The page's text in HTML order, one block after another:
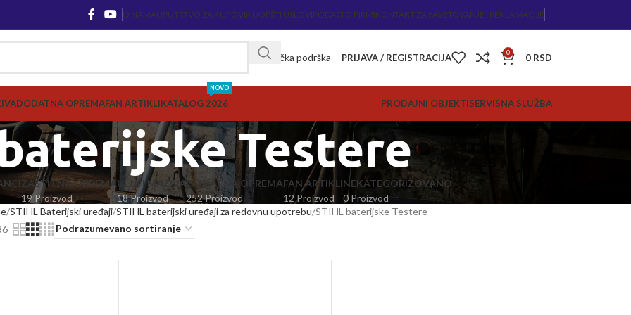
O NAMAUPUTSTVO ZA KUPOVINUOPŠTI USLOVIPODACI O FIRMIKONTAKT ZA SAVETOVANJE I REKLAMACIJE
Korisnička podrška PRIJAVA / REGISTRACIJA 0 0 RSD
DODATNA OPREMAFAN ARTIKLIKATALOG 2026
NOVO
PRODAJNI OBJEKTISERVISNA SLUŽBA
Testere
ZAŠTITNA OPREMA
19 Proizvod
ULJA I MAZIVA
18 Proizvod
DODATNA OPREMA
252 Proizvod
FAN ARTIKLI
12 Proizvod
NEKATEGORIZOVANO
0 Proizvod
STIHL Baterijski uređaji STIHL baterijski uređaji za redovnu upotrebu STIHL baterijske Testere